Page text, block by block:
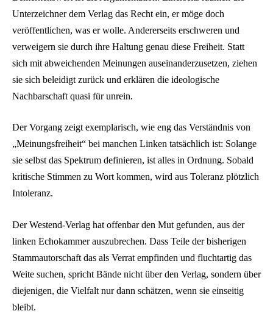
Unterzeichner dem Verlag das Recht ein, er möge doch
veröffentlichen, was er wolle. Andererseits erschweren und
verweigern sie durch ihre Haltung genau diese Freiheit. Statt
sich mit abweichenden Meinungen auseinanderzusetzen, ziehen
sie sich beleidigt zurück und erklären die ideologische
Nachbarschaft quasi für unrein.
Der Vorgang zeigt exemplarisch, wie eng das Verständnis von
„Meinungsfreiheit“ bei manchen Linken tatsächlich ist: Solange
sie selbst das Spektrum definieren, ist alles in Ordnung. Sobald
kritische Stimmen zu Wort kommen, wird aus Toleranz plötzlich
Intoleranz.
Der Westend-Verlag hat offenbar den Mut gefunden, aus der
linken Echokammer auszubrechen. Dass Teile der bisherigen
Stammautorschaft das als Verrat empfinden und fluchtartig das
Weite suchen, spricht Bände nicht über den Verlag, sondern über
diejenigen, die Vielfalt nur dann schätzen, wenn sie einseitig
bleibt.